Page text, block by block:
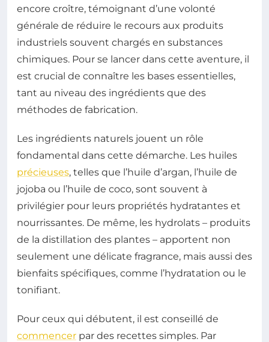
encore croître, témoignant d’une volonté
générale de réduire le recours aux produits
industriels souvent chargés en substances
chimiques. Pour se lancer dans cette aventure, il
est crucial de connaître les bases essentielles,
tant au niveau des ingrédients que des
méthodes de fabrication.
Les ingrédients naturels jouent un rôle
fondamental dans cette démarche. Les huiles
précieuses, telles que l’huile d’argan, l’huile de
jojoba ou l’huile de coco, sont souvent à
privilégier pour leurs propriétés hydratantes et
nourrissantes. De même, les hydrolats – produits
de la distillation des plantes – apportent non
seulement une délicate fragrance, mais aussi des
bienfaits spécifiques, comme l’hydratation ou le
tonifiant.
Pour ceux qui débutent, il est conseillé de
commencer par des recettes simples. Par